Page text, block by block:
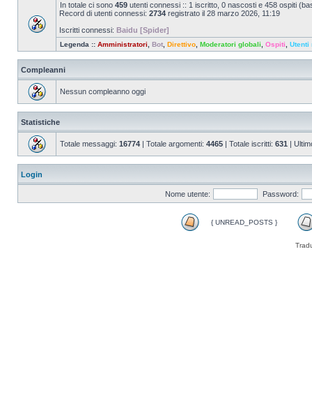
In totale ci sono 459 utenti connessi :: 1 iscritto, 0 nascosti e 458 ospiti
Record di utenti connessi: 2734 registrato il 28 marzo 2026, 11:19
Iscritti connessi: Baidu [Spider]
Legenda :: Amministratori Bot Direttivo Moderatori globali Ospiti Utenti
Compleanni
Nessun compleanno oggi
Statistiche
Totale messaggi: 16774 | Totale argomenti: 4465 | Totale iscritti: 631 |
Login
Nome utente: Password:
{ UNREAD_POSTS }